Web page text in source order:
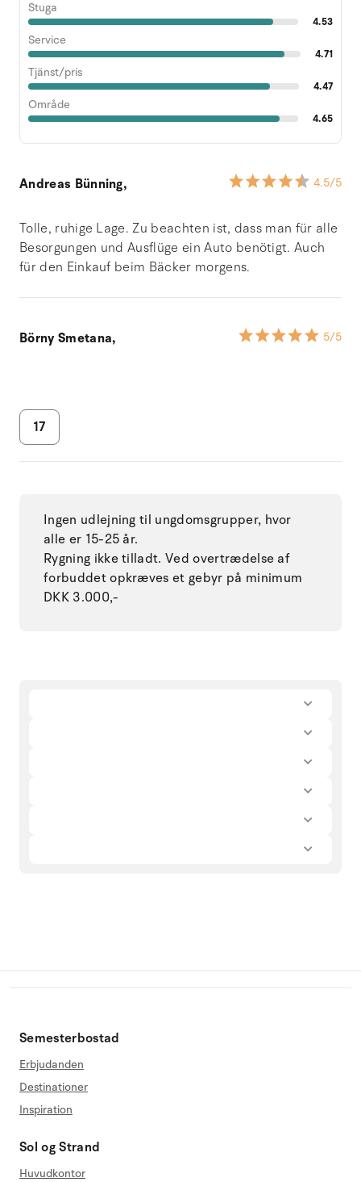
Stuga
4.53
Service
4.71
Tjänst/pris
4.47
Område
4.65
Andreas Bünning, 4.5/5
Tolle, ruhige Lage. Zu beachten ist, dass man für alle
Besorgungen und Ausflüge ein Auto benötigt. Auch
für den Einkauf beim Bäcker morgens.
Börny Smetana, 5/5
17
Ingen udlejning til ungdomsgrupper, hvor
alle er 15-25 år.
Rygning ikke tilladt. Ved overtrædelse af
forbuddet opkræves et gebyr på minimum
DKK 3.000,-
Semesterbostad
Erbjudanden
Destinationer
Inspiration
Sol og Strand
Huvudkontor